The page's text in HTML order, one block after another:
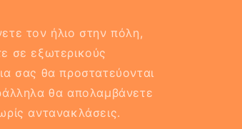
τον ήλιο στην πόλη,
σε εξωτερικούς
σας θα προστατεύονται
θα απολαμβάνετε
αντανακλάσεις.